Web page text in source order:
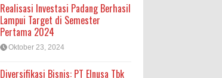
Realisasi Investasi Padang Berhasil
Lampui Target di Semester
Pertama 2024
Oktober 23, 2024
Diversifikasi Bisnis: PT Elnusa Tbk